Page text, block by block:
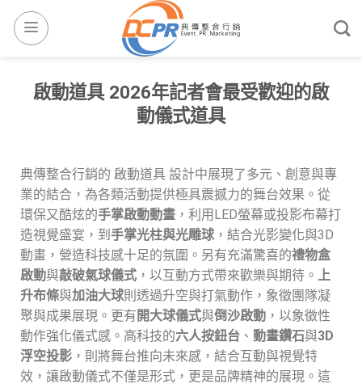
啟動道具 2026年記者會最受歡迎的啟
動儀式道具
典傳整合行銷的 啟動道具 設計中展現了多元、創意與專
業的結合，為各類活動提供極具震撼力的舞台效果。從
環保又酷炫的手掌啟動動畫 ，利用LED螢幕或投影布幕打
造視覺盛宴，到 手掌光柱與光雕球，結合光影變化與3D
動畫，營造科技感十足的氛圍。另有充滿驚喜的禮物盒
啟動與敲破氣球儀式 ，以互動方式帶來歡樂與期待。 上
升布條與加油大球則透過升空與打氣動作，象徵團隊凝
聚與成果展現。更有 開大球儀式與倒沙啟動 ，以象徵性
動作強化儀式感。高科技的六人按鈕台 、 動畫鑽石與3D
浮空投影 ，則將舞台推向未來感，結合互動與視覺特
效，讓啟動儀式不僅是形式，更是品牌精神的展現。這